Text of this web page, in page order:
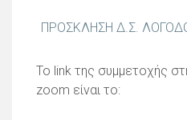
ΠΡΟΣΚΛΗΣΗ Δ.Σ.
Το link της συμμετοχής
zoom είναι το: